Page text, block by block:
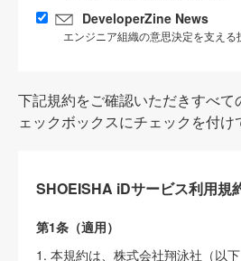
DeveloperZine News
エンジニア組織の意思決定を支える
下記規約をご確認いただきすべて
ェックボックスにチェックを付け
SHOEISHA iDサービス利用規
第1条（適用）
1. 本規約は、株式会社翔泳社（以